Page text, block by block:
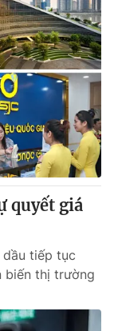
quyết giá
dầu tiếp tục
biến thị trường